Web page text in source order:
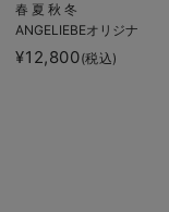
春 夏 秋 冬
ANGELIEBEオリジナ
ル プリンセスセレモ
ニードレス
¥12,800(税込)